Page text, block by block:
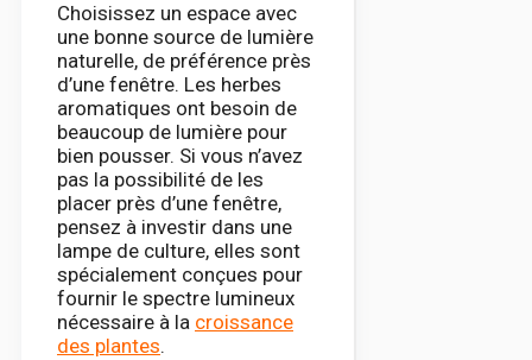
Choisissez un espace avec
une bonne source de lumière
naturelle, de préférence près
d’une fenêtre. Les herbes
aromatiques ont besoin de
beaucoup de lumière pour
bien pousser. Si vous n’avez
pas la possibilité de les
placer près d’une fenêtre,
pensez à investir dans une
lampe de culture, elles sont
spécialement conçues pour
fournir le spectre lumineux
nécessaire à la croissance
des plantes.